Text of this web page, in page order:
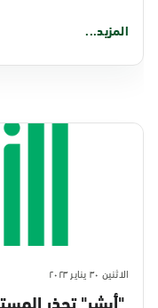
المزيد...
الاثنين ٣٠ يناير ٢٠٢٣
"أبشر" تحذر